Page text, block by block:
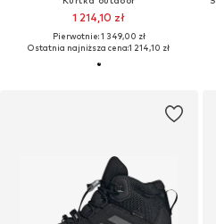
1 214,10 zł
Pierwotnie: 1 349,00 zł
Ostatnia najniższa cena:1 214,10 zł